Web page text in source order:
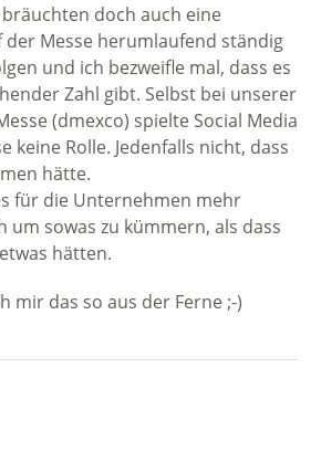
doch auch eine
der Messe herumlaufend ständig
und ich bezweifle mal, dass es
Zahl gibt. Selbst bei unserer
(dmexco) spielte Social Media
keine Rolle. Jedenfalls nicht, dass
hätte.
für die Unternehmen mehr
um sowas zu kümmern, als dass
hätten.
mir das so aus der Ferne ;-)